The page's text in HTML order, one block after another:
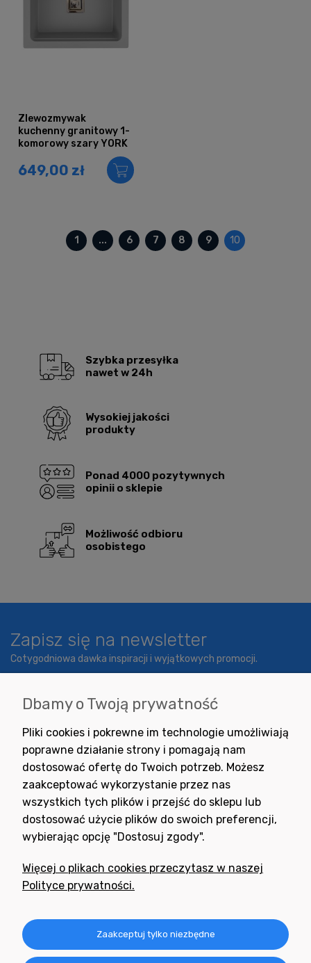
Zlewozmywak
kuchenny granitowy 1-
komorowy szary YORK
649,00 zł
1 ... 6 7 8 9 10
Szybka przesyłka
nawet w 24h
Wysokiej jakości
produkty
Ponad 4000 pozytywnych
opinii o sklepie
Możliwość odbioru
osobistego
Zapisz się na newsletter
Cotygodniowa dawka inspiracji i wyjątkowych promocji.
Wyrażam zgodę na otrzymywanie newslettera z inspiracjami,
nowościami i promocjami.
Potrzebujesz pomocy
+48 791 806 804
Informacje
Dbamy o Twoją prywatność
Pliki cookies i pokrewne im technologie umożliwiają
poprawne działanie strony i pomagają nam
dostosować ofertę do Twoich potrzeb. Możesz
zaakceptować wykorzystanie przez nas
wszystkich tych plików i przejść do sklepu lub
dostosować użycie plików do swoich preferencji,
wybierając opcję "Dostosuj zgody".
Więcej o plikach cookies przeczytasz w naszej
Polityce prywatności.
Zaakceptuj tylko niezbędne